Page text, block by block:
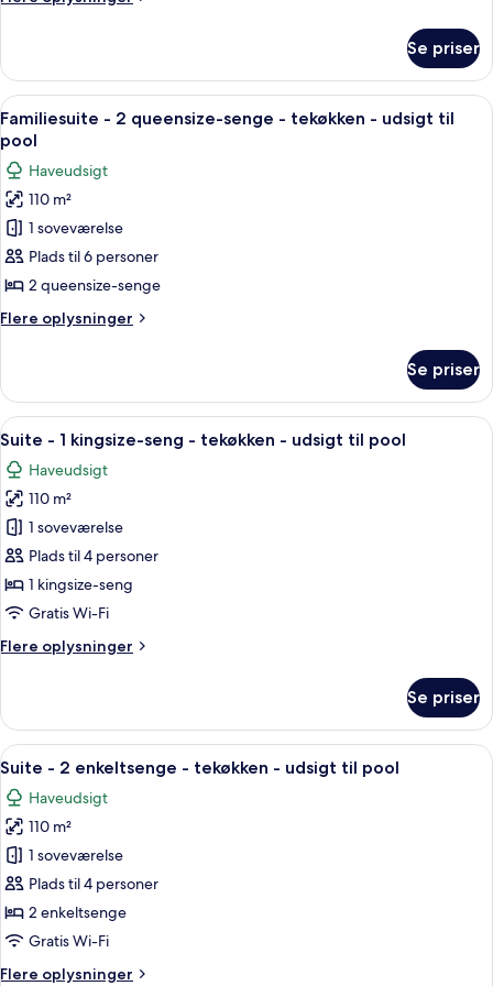
2
-
balkon
(Resort)
værelse
2
enkeltsenge
-
balkon
(Resort)
Se priser
Indlæs
alle
billeder
af
Familiesuite
-
2
queensize-
senge
-
-
udsigt
til
pool
Et hotelværelse med fjernsyn, seng,
7
Familiesuite - 2 queensize-senge - tekøkken - udsigt til
pool
Haveudsigt
110 m²
1 soveværelse
Plads til 6 personer
2 queensize-senge
Flere oplysninger
Flere
-
queensize-
tekøkken
udsigt
til
pool
Se priser
Indlæs
alle
billeder
af
Suite
-
1
kingsize-
-
udsigt
til
pool
Et rummeligt hotelværelse med
7
Suite - 1 kingsize-seng - tekøkken - udsigt til pool
Haveudsigt
110 m²
1 soveværelse
Plads til 4 personer
1 kingsize-seng
Gratis Wi-Fi
Flere oplysninger
Flere
-
kingsize-
tekøkken
udsigt
til
pool
Se priser
Indlæs
alle
billeder
af
Suite
-
2
enkeltsenge
Et hotelværelse med to senge, en
9
Suite - 2 enkeltsenge - tekøkken - udsigt til pool
Haveudsigt
110 m²
1 soveværelse
Plads til 4 personer
2 enkeltsenge
Gratis Wi-Fi
Flere oplysninger
Flere